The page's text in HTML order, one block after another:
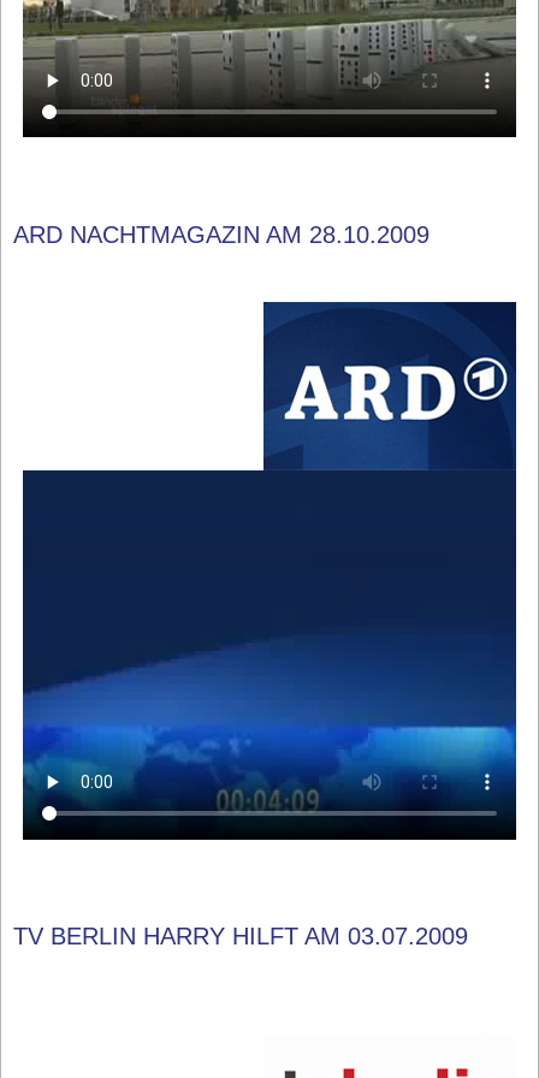
ARD NACHTMAGAZIN AM 28.10.2009
TV BERLIN HARRY HILFT AM 03.07.2009